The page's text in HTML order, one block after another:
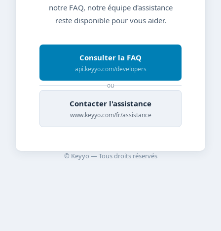
notre FAQ, notre équipe d'assistance
reste disponible pour vous aider.
Consulter la FAQ
api.keyyo.com/developers
ou
Contacter l'assistance
www.keyyo.com/fr/assistance
© Keyyo — Tous droits réservés